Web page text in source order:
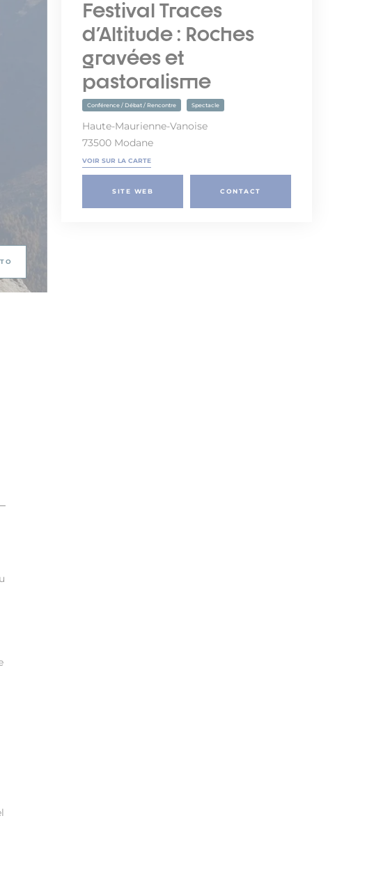
Festival Traces
d'Altitude : Roches
gravées et
pastoralisme
Conférence / Débat / Rencontre Spectacle
Haute-Maurienne-Vanoise
73500 Modane
VOIR SUR LA CARTE
SITE WEB CONTACT